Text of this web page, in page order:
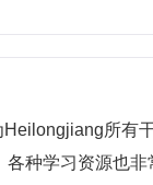
Heilongjiang所有
各种学习资源也